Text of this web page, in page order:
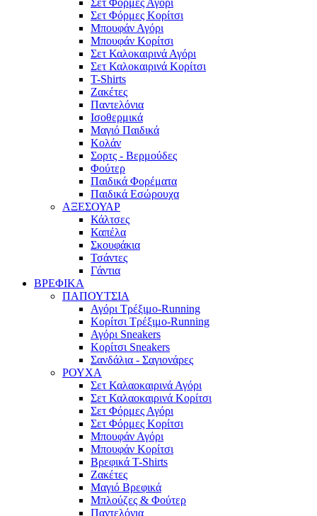
Σετ Φόρμες Αγόρι
Σετ Φόρμες Κορίτσι
Μπουφάν Αγόρι
Μπουφάν Κορίτσι
Σετ Καλοκαιρινά Αγόρι
Σετ Καλοκαιρινά Κορίτσι
T-Shirts
Ζακέτες
Παντελόνια
Ισοθερμικά
Μαγιό Παιδικά
Κολάν
Σορτς - Βερμούδες
Φούτερ
Παιδικά Φορέματα
Παιδικά Εσώρουχα
ΑΞΕΣΟΥΑΡ
Κάλτσες
Καπέλα
Σκουφάκια
Τσάντες
Γάντια
ΒΡΕΦΙΚΑ
ΠΑΠΟΥΤΣΙΑ
Αγόρι Τρέξιμο-Running
Κορίτσι Τρέξιμο-Running
Αγόρι Sneakers
Κορίτσι Sneakers
Σανδάλια - Σαγιονάρες
ΡΟΥΧΑ
Σετ Καλαοκαιρινά Αγόρι
Σετ Καλαοκαιρινά Κορίτσι
Σετ Φόρμες Αγόρι
Σετ Φόρμες Κορίτσι
Mπουφάν Αγόρι
Mπουφάν Κορίτσι
Βρεφικά T-Shirts
Ζακέτες
Μαγιό Βρεφικά
Mπλούζες & Φούτερ
Παντελόνια